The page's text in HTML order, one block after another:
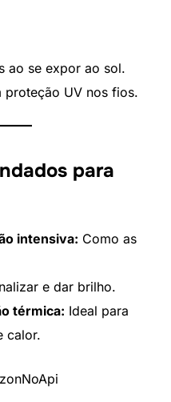
ao se expor ao sol.
UV nos fios.
para
intensiva: Como as
e dar brilho.
térmica: Ideal para
calor.